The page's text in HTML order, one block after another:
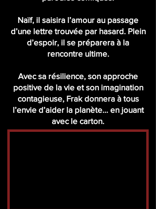
Naïf, il saisira l’amour au passage
d’une lettre trouvée par hasard. Plein
d’espoir, il se préparera à la
rencontre ultime.
Avec sa résilience, son approche
positive de la vie et son imagination
contagieuse, Frak donnera à tous
l’envie d’aider la planète… en jouant
avec le carton.